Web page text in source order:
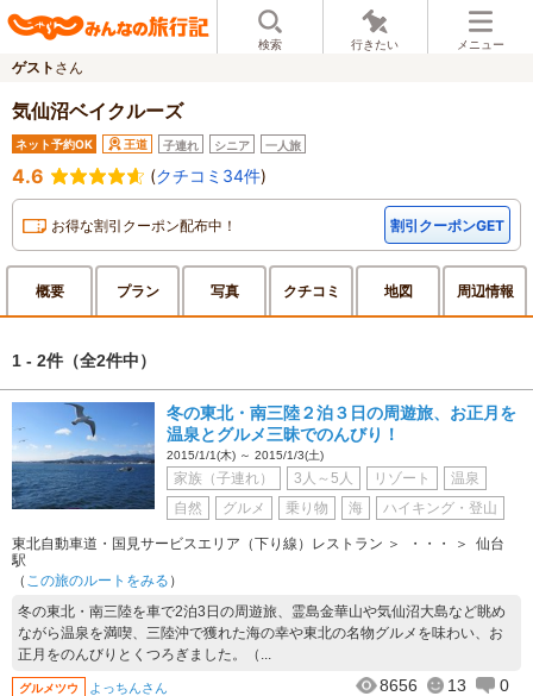
検索 行きたい メニュー
ゲスト さん
気仙沼ベイクルーズ
ネット予約OK 王道 子連れ シニア 一人旅
4.6 (クチコミ34件)
お得な割引クーポン配布中！ 割引クーポンGET
概要 プラン 写真 クチコミ 地図 周辺情報
1 - 2件 （全2件中）
冬の東北・南三陸２泊３日の周遊旅、お正月を
温泉とグルメ三昧でのんびり！
2015/1/1(木) ～ 2015/1/3(土)
家族（子連れ） 3人～5人 リゾート
温泉
自然
グルメ 乗り物 海 ハイキング・登山
東北自動車道・国見サービスエリア（下り線）レストラン ・・・
仙台
駅
（ この旅のルートをみる ）
冬の東北・南三陸を車で2泊3日の周遊旅、霊島金華山や気仙沼大島など眺め
ながら温泉を満喫、三陸沖で獲れた海の幸や東北の名物グルメを味わい、お
正月をのんびりとくつろぎました。（...
グルメツウ よっちんさん 8656 13 0